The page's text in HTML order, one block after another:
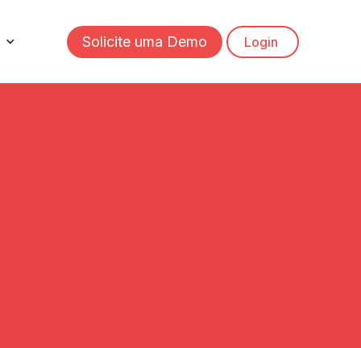
Solicite uma Demo Login